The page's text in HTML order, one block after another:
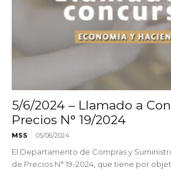
5/6/2024 – Llamado a
Precios N° 19/2024
MSS - 05/06/2024
El Departamento de Compras y
de Precios N° 19-2024, que tiene por